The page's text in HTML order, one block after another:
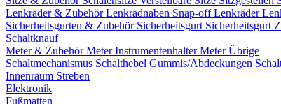
Lenkräder & ZubehörLenkradnaben Snap-offLenkräder
Sicherheitsgurten & Zubehör Sicherheitsgurt Sicherheitsgurt
Schaltknauf
Meter & ZubehörMeterInstrumentenhalterMeter Übrige
Schaltmechanismus Schalthebel Gummis/Abdeckungen
Innenraum Streben
Elektronik
Fußmatten